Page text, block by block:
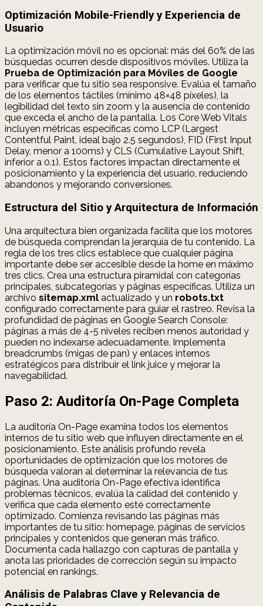
Optimización Mobile-Friendly y Experiencia de
Usuario
La optimización móvil no es opcional: más del 60% de las
búsquedas ocurren desde dispositivos móviles. Utiliza la
Prueba de Optimización para Móviles de Google
para verificar que tu sitio sea responsive. Evalúa el tamaño
de los elementos táctiles (mínimo 48×48 píxeles), la
legibilidad del texto sin zoom y la ausencia de contenido
que exceda el ancho de la pantalla. Los Core Web Vitals
incluyen métricas específicas como LCP (Largest
Contentful Paint, ideal bajo 2.5 segundos), FID (First Input
Delay, menor a 100ms) y CLS (Cumulative Layout Shift,
inferior a 0.1). Estos factores impactan directamente el
posicionamiento y la experiencia del usuario, reduciendo
abandonos y mejorando conversiones.
Estructura del Sitio y Arquitectura de Información
Una arquitectura bien organizada facilita que los motores
de búsqueda comprendan la jerarquía de tu contenido. La
regla de los tres clics establece que cualquier página
importante debe ser accesible desde la home en máximo
tres clics. Crea una estructura piramidal con categorías
principales, subcategorías y páginas específicas. Utiliza un
archivo sitemap.xml actualizado y un robots.txt
configurado correctamente para guiar el rastreo. Revisa la
profundidad de páginas en Google Search Console:
páginas a más de 4-5 niveles reciben menos autoridad y
pueden no indexarse adecuadamente. Implementa
breadcrumbs (migas de pan) y enlaces internos
estratégicos para distribuir el link juice y mejorar la
navegabilidad.
Paso 2: Auditoría On-Page Completa
La auditoría On-Page examina todos los elementos
internos de tu sitio web que influyen directamente en el
posicionamiento. Este análisis profundo revela
oportunidades de optimización que los motores de
búsqueda valoran al determinar la relevancia de tus
páginas. Una auditoría On-Page efectiva identifica
problemas técnicos, evalúa la calidad del contenido y
verifica que cada elemento esté correctamente
optimizado. Comienza revisando las páginas más
importantes de tu sitio: homepage, páginas de servicios
principales y contenidos que generan más tráfico.
Documenta cada hallazgo con capturas de pantalla y
anota las prioridades de corrección según su impacto
potencial en rankings.
Análisis de Palabras Clave y Relevancia de